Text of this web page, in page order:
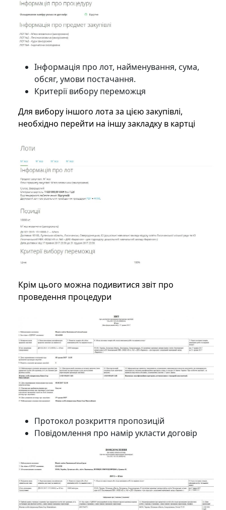
Інформація про лот, найменування, сума,
обсяг, умови постачання.
Критерії вибору переможця
Для вибору іншого лота за цією закупівлі,
необхідно перейти на іншу закладку в картці
Крім цього можна подивитися звіт про
проведення процедури
Протокол розкриття пропозицій
Повідомлення про намір укласти договір